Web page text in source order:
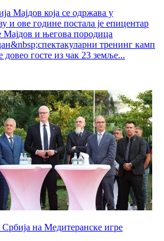
Мајдов која се одржава у
и ове године постала је епицентар
Мајдов и његова породица
тренинг камп
довео госте из чак 23 земље...
на Медитеранске игре